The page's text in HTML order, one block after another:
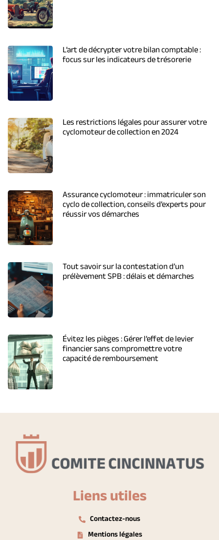
L’art de décrypter votre bilan comptable :
focus sur les indicateurs de trésorerie
Les restrictions légales pour assurer votre
cyclomoteur de collection en 2024
Assurance cyclomoteur : immatriculer son
cyclo de collection, conseils d’experts pour
réussir vos démarches
Tout savoir sur la contestation d’un
prélèvement SPB : délais et démarches
Évitez les pièges : Gérer l’effet de levier
financier sans compromettre votre
capacité de remboursement
Liens utiles
Contactez-nous
Mentions légales